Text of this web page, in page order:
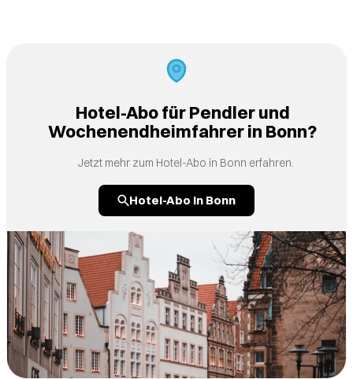
Hotel-Abo für Pendler und
Wochenendheimfahrer in Bonn?
Jetzt mehr zum Hotel-Abo in Bonn erfahren.
Hotel-Abo in Bonn